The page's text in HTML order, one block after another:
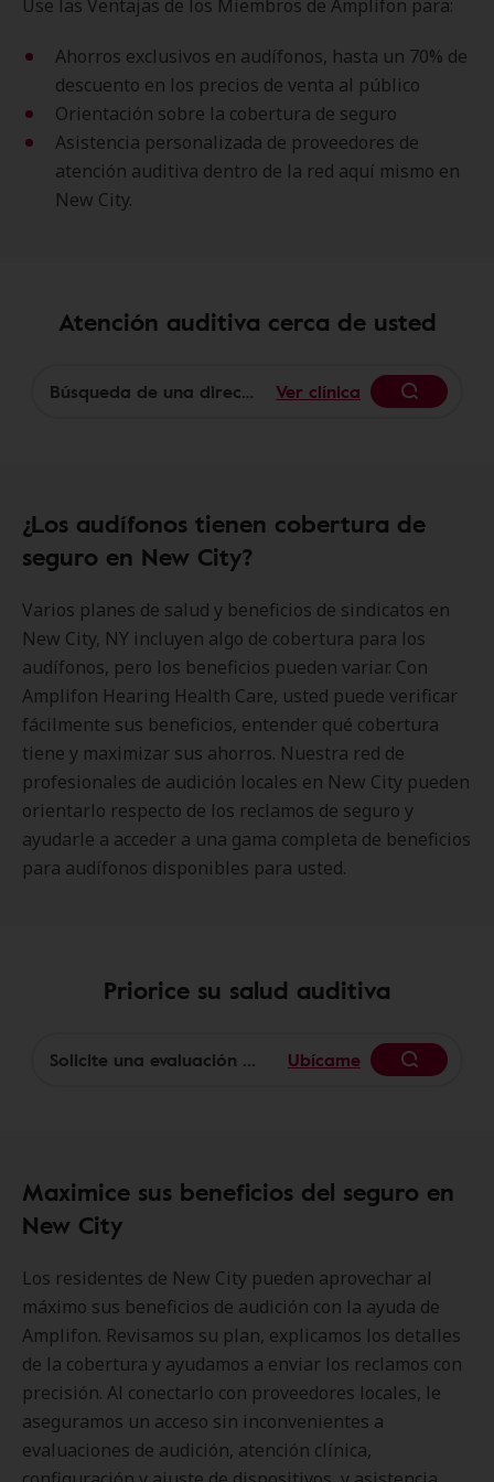
Use las Ventajas de los Miembros de Amplifon para:
Ahorros exclusivos en audífonos, hasta un 70% de
descuento en los precios de venta al público
Orientación sobre la cobertura de seguro
Asistencia personalizada de proveedores de
atención auditiva dentro de la red aquí mismo en
New City.
Atención auditiva cerca de usted
Ver clínica
¿Los audífonos tienen cobertura de
seguro en New City?
Varios planes de salud y beneficios de sindicatos en
New City, NY incluyen algo de cobertura para los
audífonos, pero los beneficios pueden variar. Con
Amplifon Hearing Health Care, usted puede verificar
fácilmente sus beneficios, entender qué cobertura
tiene y maximizar sus ahorros. Nuestra red de
profesionales de audición locales en New City pueden
orientarlo respecto de los reclamos de seguro y
ayudarle a acceder a una gama completa de beneficios
para audífonos disponibles para usted.
Priorice su salud auditiva
Ubícame
Maximice sus beneficios del seguro en
New City
Los residentes de New City pueden aprovechar al
máximo sus beneficios de audición con la ayuda de
Amplifon. Revisamos su plan, explicamos los detalles
de la cobertura y ayudamos a enviar los reclamos con
precisión. Al conectarlo con proveedores locales, le
aseguramos un acceso sin inconvenientes a
evaluaciones de audición, atención clínica,